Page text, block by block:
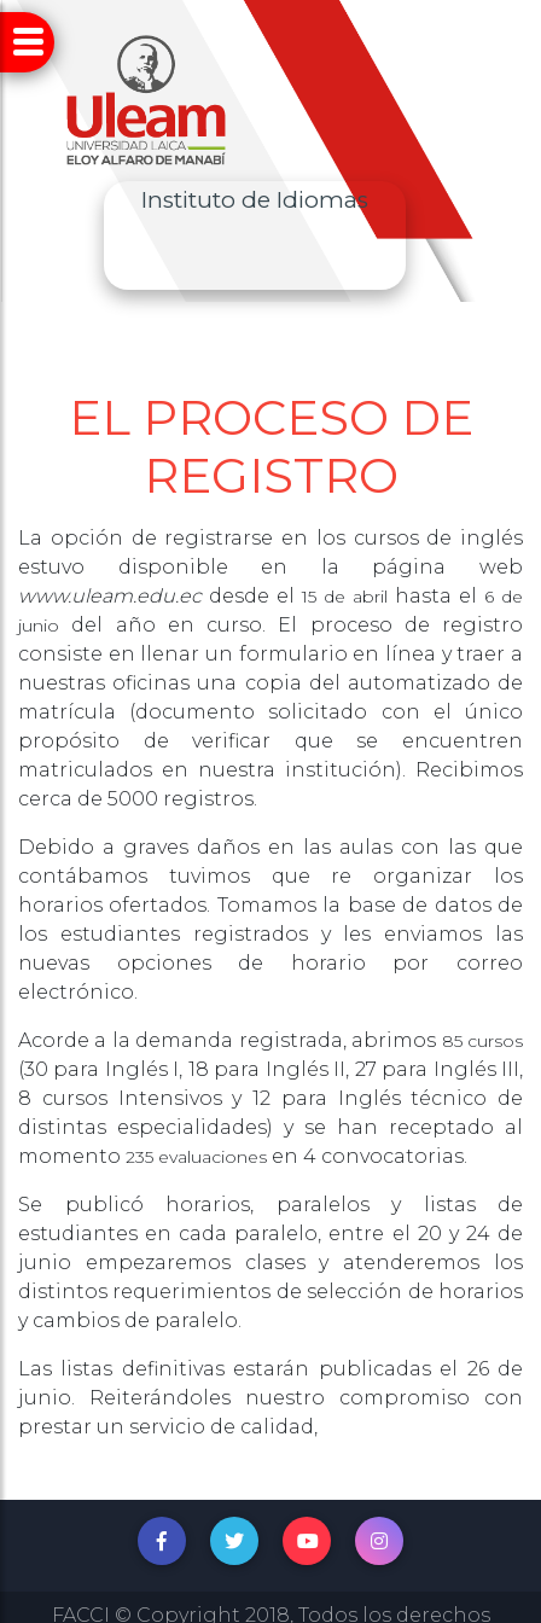
Instituto de Idiomas
EL PROCESO DE
REGISTRO
La opción de registrarse en los cursos de inglés
estuvo disponible en la página web
www.uleam.edu.ecdesde el15 de abril hasta el 6 de
junio del año en curso. El proceso de registro
consiste en llenar un formulario en línea y traer a
nuestras oficinas una copia del automatizado de
matrícula (documento solicitado con el único
propósito de verificar que se encuentren
matriculados en nuestra institución). Recibimos
cerca de 5000 registros.
Debido a graves daños en las aulas con las que
contábamos tuvimos que re organizar los
horarios ofertados. Tomamos la base de datos de
los estudiantes registrados y les enviamos las
nuevas opciones de horario por correo
electrónico.
Acorde a la demanda registrada, abrimos 85 cursos
(30 para Inglés I, 18 para Inglés II, 27 para Inglés III,
8 cursos Intensivos y 12 para Inglés técnico de
distintas especialidades) y se han receptado al
momento 235 evaluaciones en 4 convocatorias.
Se publicó horarios, paralelos y listas de
estudiantes en cada paralelo, entre el 20 y 24 de
junio empezaremos clases y atenderemos los
distintos requerimientos de selección de horarios
y cambios de paralelo.
Las listas definitivas estarán publicadas el 26 de
junio. Reiterándoles nuestro compromiso con
prestar un servicio de calidad,
FACCI © Copyright 2018, Todos los derechos